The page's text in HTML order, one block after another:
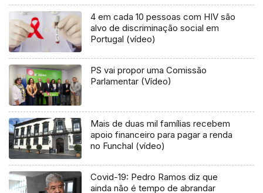
4 em cada 10 pessoas com HIV são
alvo de discriminação social em
Portugal (vídeo)
PS vai propor uma Comissão
Parlamentar (Vídeo)
Mais de duas mil famílias recebem
apoio financeiro para pagar a renda
no Funchal (vídeo)
Covid-19: Pedro Ramos diz que
ainda não é tempo de abrandar